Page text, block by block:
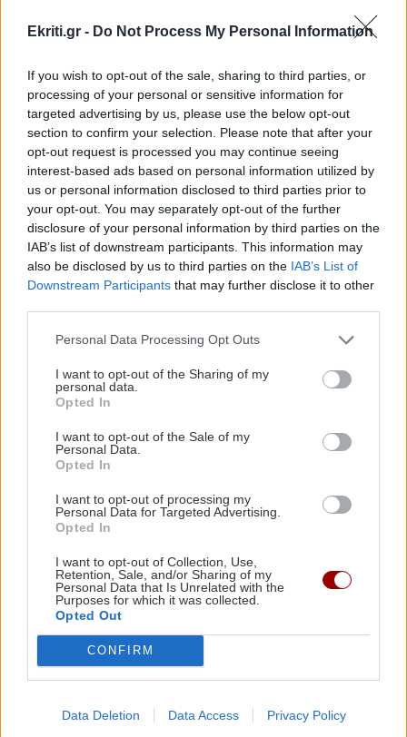
Ekriti.gr - Do Not Process My Personal Information
If you wish to opt-out of the sale, sharing to third parties, or
processing of your personal or sensitive information for
targeted advertising by us, please use the below opt-out
section to confirm your selection. Please note that after your
opt-out request is processed you may continue seeing
interest-based ads based on personal information utilized by
us or personal information disclosed to third parties prior to
your opt-out. You may separately opt-out of the further
disclosure of your personal information by third parties on the
IAB’s list of downstream participants. This information may
also be disclosed by us to third parties on the IAB’s List of
Downstream Participants that may further disclose it to other
Personal Data Processing Opt Outs
I want to opt-out of the Sharing of my
personal data.
Opted In
I want to opt-out of the Sale of my
Personal Data.
Opted In
I want to opt-out of processing my
Personal Data for Targeted Advertising.
Opted In
I want to opt-out of Collection, Use,
Retention, Sale, and/or Sharing of my
Personal Data that Is Unrelated with the
Purposes for which it was collected.
Opted Out
CONFIRM
Data Deletion Data Access Privacy Policy
20:39
Κρήτη: Κινητοποίηση της Πυροσβεστικής στη
ανεμογεννητριών
20:33
ΚΟΣΜΟΣ
Η Ισπανία απειλεί με αντίποινα κατά της
Ιταλίας στον απόηχο της επιβολής των
συνοριακών ελέγχων
20:24
BUSINESS
Με τη MINOAN LINES, το ταξίδι έχει γεύση —
και τιμές που εκπλήσσουν
20:22
ΕΛΛΑΔΑ
Κολυδάς: Η χαρουπιά ως βασικό είδος
αποκατάστασης των οικοσυστημάτων μετά τις
φωτιές
20:00
GOSSIP - LIFESTYLE
Ο Γιάννης Τσιμιτσέλης φέρνει την απόλυτη
ανατροπή με το «The Quiz With Balls» στον
ΣΚΑΪ
ΚΡΗΤΗ
Ηράκλειο: Σοβαρή καταγγελία - Τουρίστας
φέρεται να ζήτησε «τιμή» για ανήλικη
ΠΕΡΙΣΣΟΤΕΡΑ
GOSSIP - LIFESTYLE
Η Ελένη Βουλγαράκη διαψεύδει τον
χωρισμό της με τον Φώτη Ιωαννίδη
Ιστορική πρωτιά στην Επίδαυρο: Οι
«Τρωάδες» προσβάσιμες σε άτομα με
αισθητηριακές αναπηρίες
ΚΡΗΤΗ
3,3 εκατ. ευρώ για το στεγαστικό
επίδομα σε περισσότερους από 1.600
φοιτητές του Πανεπιστημίου Κρήτης
ΕΛΛΑΔΑ